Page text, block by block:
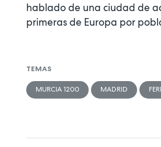
hablado de una ciudad de
primeras de Europa por
TEMAS
MURCIA 1200 MADRID